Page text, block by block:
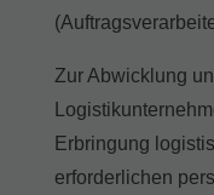
Zur Abwicklung
Erbringung
erforderlichen